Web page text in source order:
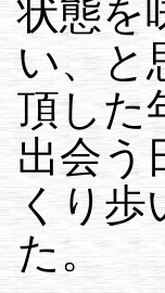
状態を
い、と
頂した
出会う
くり歩
た。